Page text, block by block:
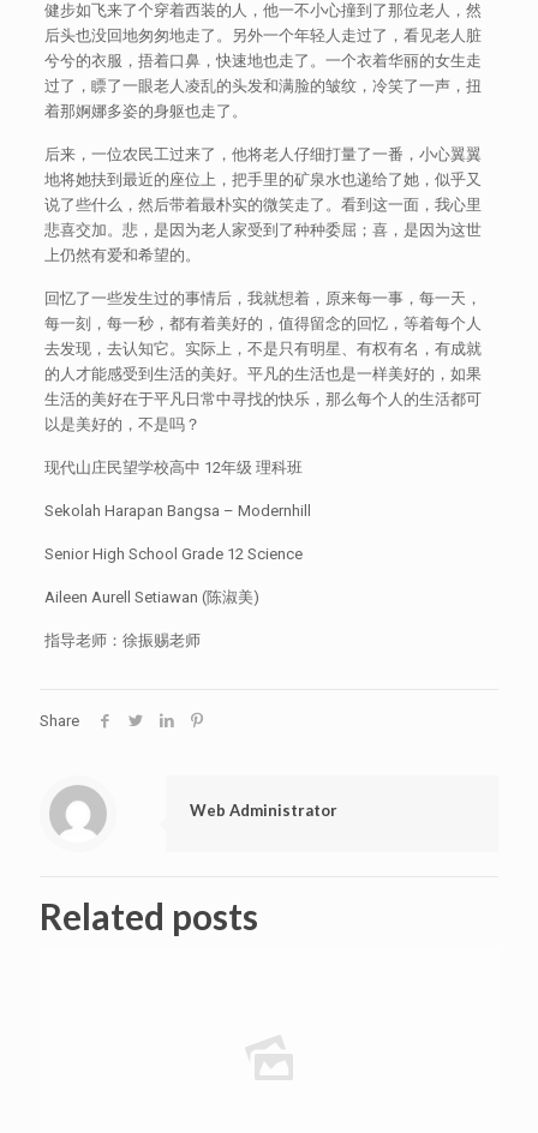
健步如飞来了个穿着西装的人，他一不小心撞到了那位老人，然
后头也没回地匆匆地走了。另外一个年轻人走过了，看见老人脏
兮兮的衣服，捂着口鼻，快速地也走了。一个衣着华丽的女生走
过了，瞟了一眼老人凌乱的头发和满脸的皱纹，冷笑了一声，扭
着那婀娜多姿的身躯也走了。
后来，一位农民工过来了，他将老人仔细打量了一番，小心翼翼
地将她扶到最近的座位上，把手里的矿泉水也递给了她，似乎又
说了些什么，然后带着最朴实的微笑走了。看到这一面，我心里
悲喜交加。悲，是因为老人家受到了种种委屈；喜，是因为这世
上仍然有爱和希望的。
回忆了一些发生过的事情后，我就想着，原来每一事，每一天，
每一刻，每一秒，都有着美好的，值得留念的回忆，等着每个人
去发现，去认知它。实际上，不是只有明星、有权有名，有成就
的人才能感受到生活的美好。平凡的生活也是一样美好的，如果
生活的美好在于平凡日常中寻找的快乐，那么每个人的生活都可
以是美好的，不是吗？
现代山庄民望学校高中 12年级 理科班
Sekolah Harapan Bangsa – Modernhill
Senior High School Grade 12 Science
Aileen Aurell Setiawan (陈淑美)
指导老师：徐振赐老师
Share
Web Administrator
Related posts